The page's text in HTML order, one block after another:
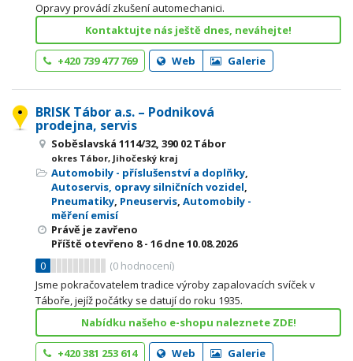
Opravy provádí zkušení automechanici.
Kontaktujte nás ještě dnes, neváhejte!
+420 739 477 769 Web Galerie
BRISK Tábor a.s. – Podniková
prodejna, servis
Soběslavská 1114/32, 390 02 Tábor
okres Tábor, Jihočeský kraj
Automobily - příslušenství a doplňky,
Autoservis, opravy silničních vozidel,
Pneumatiky, Pneuservis, Automobily -
měření emisí
Právě je zavřeno
Příště otevřeno 8 - 16dne 10.08.2026
0
(0 hodnocení)
Jsme pokračovatelem tradice výroby zapalovacích svíček v
Táboře, jejíž počátky se datují do roku 1935.
Nabídku našeho e-shopu naleznete ZDE!
+420 381 253 614 Web Galerie